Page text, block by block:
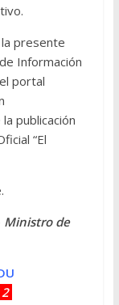
presente
Información
portal
publicación
“El
Ministro de
2